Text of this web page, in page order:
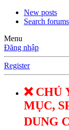
New posts
Search forums
Menu
Đăng nhập
Register
❌ CHÚ
MỤC,
DUNG